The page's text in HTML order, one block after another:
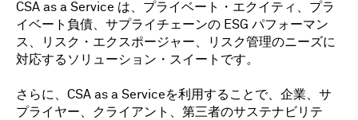
CSA as a Service は、プライベート・エクイティ、プラ
イベート負債、サプライチェーンの ESG パフォーマン
ス、リスク・エクスポージャー、リスク管理のニーズに
対応するソリューション・スイートです。
さらに、CSA as a Serviceを利用することで、企業、サ
プライヤー、クライアント、第三者のサステナビリテ